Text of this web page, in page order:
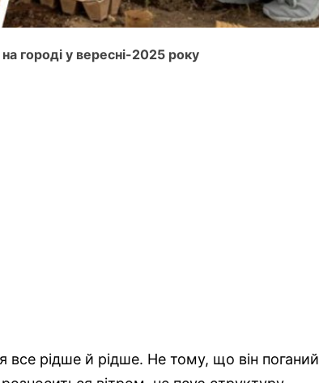
городі у вересні-2025 року
все рідше й рідше. Не тому, що він поганий